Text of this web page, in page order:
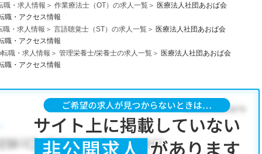
職・求人情報
作業療法士（OT）の求人一覧
医療法人社団あおば会
職・アクセス情報
職・求人情報
言語聴覚士（ST）の求人一覧
医療法人社団あおば会
職・アクセス情報
職・求人情報
管理栄養士/栄養士の求人一覧
医療法人社団あおば会
職・アクセス情報